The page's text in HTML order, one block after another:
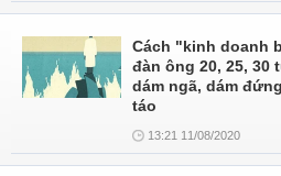
Cách "kinh doanh
đàn ông 20, 25, 30
dám ngã, dám
táo
13:21 11/08/2020